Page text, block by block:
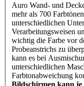
Auro Wand- und
mehr als 700
unterschiedlichen
Verarbeitungsweisen
wichtig die Farbe vor
Probeanstrichs zu
kann es bei
unterschiedlichen
Farbtonabweichung
Bildschirmen kann je